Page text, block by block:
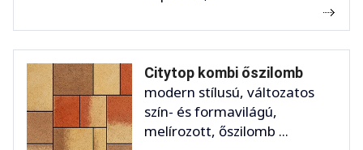
Citytop kombi őszilomb
modern stílusú, változatos
szín- és formavilágú,
melírozott, őszilomb ...